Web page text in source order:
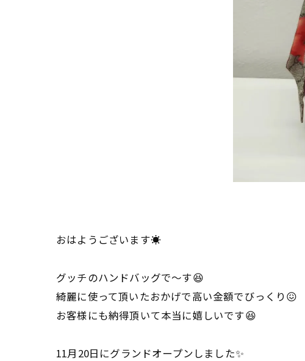
おはようございます☀
グッチのハンドバッグで〜す😆
綺麗に使って頂いたおかげで高い金額でびっくり😖
お客様にも納得頂いて本当に嬉しいです😆
11月20日にグランドオープンしました✨